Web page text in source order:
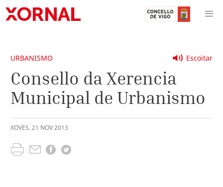
Escoitar
URBANISMO
Consello da Xerencia
Municipal de Urbanismo
XOVES, 21 NOV2013